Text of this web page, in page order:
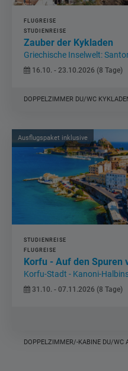
FLUGREISE
STUDIENREISE
Zauber der Kykladen
Griechische Inselwelt:
16.10. - 23.10.2026 (8 Tage)
DOPPELZIMMER DU/WC
Ausflugspaket inklusive
STUDIENREISE
FLUGREISE
Korfu - Auf den Spuren
Korfu-Stadt - Kanoni-
31.10. - 07.11.2026 (8 Tage)
DOPPELZIMMER/-KABINE DU/WC